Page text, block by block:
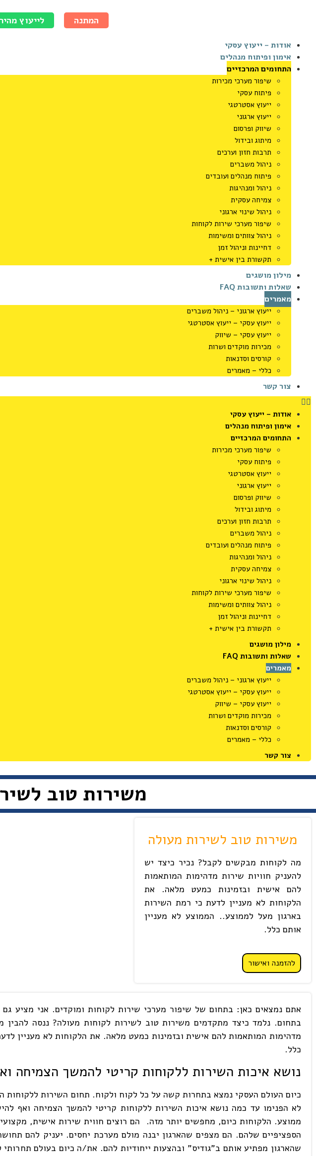
המתנה לייעוץ
אודות – ייעוץ עסקי
אימון ופיתוח מנהלים
התחומים המרכזיים
שיפור מערכי מכירות
פיתוח עסקי
ייעוץ אסטרטגי
ייעוץ ארגוני
שיווק ופרסום
מיתוג ובידול
תרבות חזון וערכים
ניהול משברים
פיתוח מנהלים ועובדים
ניהול ומנהיגות
צמיחה עסקית
ניהול שינוי ארגוני
שיפור מערכי שירות לקוחות
ניהול צוותים ומשימות
דחיינות וניהול זמן
תקשורת בין אישית +
מילון מושגים
שאלות ותשובות FAQ
מאמרים
ייעוץ ארגוני – ניהול משברים
ייעוץ עסקי – ייעוץ אסטרטגי
ייעוץ עסקי – שיווק
מכירות מוקדים ושרות
קורסים וסדנאות
כללי – מאמרים
צור קשר
אודות – ייעוץ עסקי
אימון ופיתוח מנהלים
התחומים המרכזיים
שיפור מערכי מכירות
פיתוח עסקי
ייעוץ אסטרטגי
ייעוץ ארגוני
שיווק ופרסום
מיתוג ובידול
תרבות חזון וערכים
ניהול משברים
פיתוח מנהלים ועובדים
ניהול ומנהיגות
צמיחה עסקית
ניהול שינוי ארגוני
שיפור מערכי שירות לקוחות
ניהול צוותים ומשימות
דחיינות וניהול זמן
תקשורת בין אישית +
מילון מושגים
שאלות ותשובות FAQ
מאמרים
ייעוץ ארגוני – ניהול משברים
ייעוץ עסקי – ייעוץ אסטרטגי
ייעוץ עסקי – שיווק
מכירות מוקדים ושרות
קורסים וסדנאות
כללי – מאמרים
צור קשר
משירות טוב
משירות טוב לשירות מעולה
מה לקוחות מבקשים לקבל? נכיר כיצד יש
להעניק חוויות שירות מדהימות המותאמות
להם אישית ובזמינות כמעט מלאה. את
הלקוחות לא מעניין לדעת כי רמת השירות
בארגון מעל לממוצע.. הממוצע לא מעניין
אותם כלל.
להזמנה ואישור
בתחום. נלמד כיצד מתקדמים משירות טוב לשירות לקוחות מעולה? ננסה להבין
מדהימות המותאמות להם אישית ובזמינות כמעט מלאה. את הלקוחות לא מעניין
כלל.
נושא איכות השירות ללקוחות קריטי להמשך הצמיחה
כיום העולם העסקי נמצא בתחרות קשה על כל לקוח ולקוח. תחום השירות ללקוחות
לא הפנימו עד כמה נושא איכות השירות ללקוחות קריטי להמשך הצמיחה ואף
ממוצע. הלקוחות כיום, מחפשים יותר מזה. הם רוצים חווית שירות אישית,
שהארגון מפתיע אותם ב"גודיס" ובהצעות ייחודיות להם. את/ה כיום בעולם